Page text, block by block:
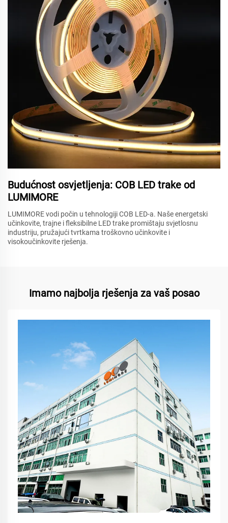
Budućnost osvjetljenja: COB LED trake od
LUMIMORE
LUMIMORE vodi počin u tehnologiji COB LED-a. Naše energetski
učinkovite, trajne i fleksibilne LED trake promištaju svjetlosnu
industriju, pružajući tvrtkama troškovno učinkovite i
visokoučinkovite rješenja.
Imamo najbolja rješenja za vaš posao